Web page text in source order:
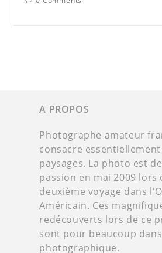
A PROPOS
Photographe amateur
consacre
paysages. La photo est
passion en mai 2009 lors
deuxième voyage dans
Américain. Ces
redécouverts lors de ce
sont pour beaucoup
photographique.